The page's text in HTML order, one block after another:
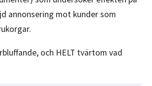
annonsering mot kunder som
och HELT tvärtom vad